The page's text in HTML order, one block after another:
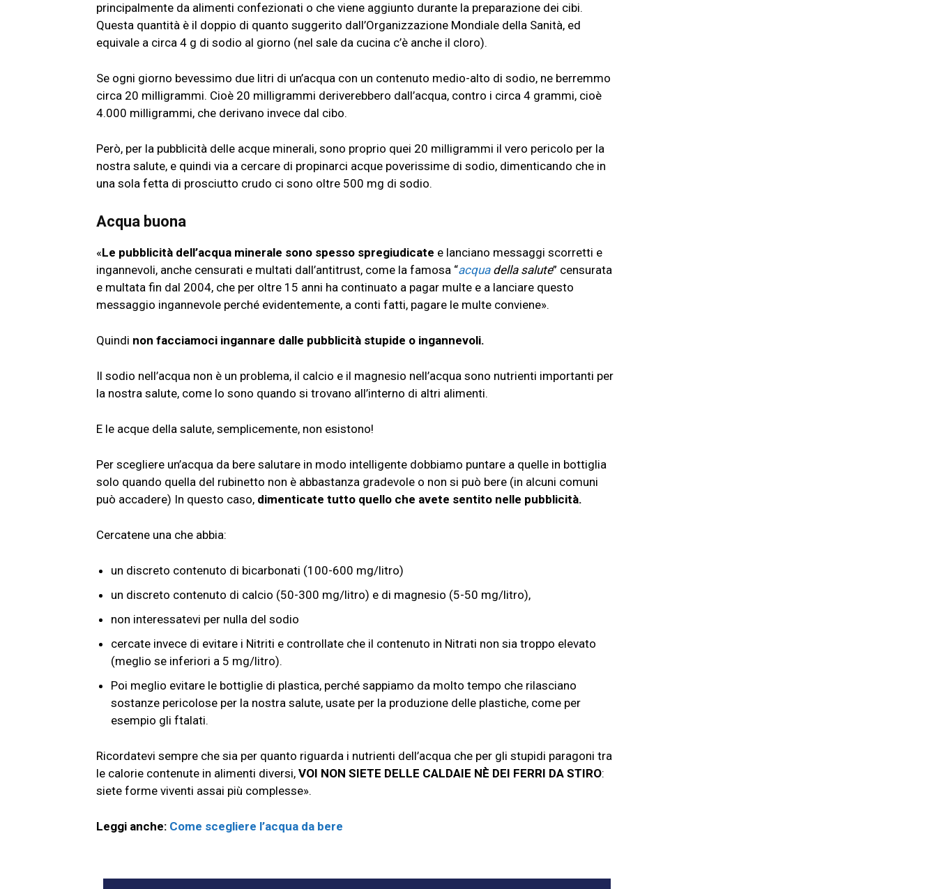
principalmente da alimenti confezionati o che viene aggiunto durante la preparazione dei cibi.
Questa quantità è il doppio di quanto suggerito dall’Organizzazione Mondiale della Sanità, ed
equivale a circa 4 g di sodio al giorno (nel sale da cucina c’è anche il cloro).
Se ogni giorno bevessimo due litri di un’acqua con un contenuto medio-alto di sodio, ne berremmo
circa 20 milligrammi. Cioè 20 milligrammi deriverebbero dall’acqua, contro i circa 4 grammi, cioè
4.000 milligrammi, che derivano invece dal cibo.
Però, per la pubblicità delle acque minerali, sono proprio quei 20 milligrammi il vero pericolo per la
nostra salute, e quindi via a cercare di propinarci acque poverissime di sodio, dimenticando che in
una sola fetta di prosciutto crudo ci sono oltre 500 mg di sodio.
Acqua buona
«Le pubblicità dell’acqua minerale sono spesso spregiudicate e lanciano messaggi scorretti e
ingannevoli, anche censurati e multati dall’antitrust, come la famosa “acquadella salute” censurata
e multata fin dal 2004, che per oltre 15 anni ha continuato a pagar multe e a lanciare questo
messaggio ingannevole perché evidentemente, a conti fatti, pagare le multe conviene».
Quindi non facciamoci ingannare dalle pubblicità stupide o ingannevoli.
Il sodio nell’acqua non è un problema, il calcio e il magnesio nell’acqua sono nutrienti importanti per
la nostra salute, come lo sono quando si trovano all’interno di altri alimenti.
E le acque della salute, semplicemente, non esistono!
Per scegliere un’acqua da bere salutare in modo intelligente dobbiamo puntare a quelle in bottiglia
solo quando quella del rubinetto non è abbastanza gradevole o non si può bere (in alcuni comuni
può accadere) In questo caso, dimenticate tutto quello che avete sentito nelle pubblicità.
Cercatene una che abbia:
un discreto contenuto di bicarbonati (100-600 mg/litro)
un discreto contenuto di calcio (50-300 mg/litro) e di magnesio (5-50 mg/litro),
non interessatevi per nulla del sodio
cercate invece di evitare i Nitriti e controllate che il contenuto in Nitrati non sia troppo elevato
(meglio se inferiori a 5 mg/litro).
Poi meglio evitare le bottiglie di plastica, perché sappiamo da molto tempo che rilasciano
sostanze pericolose per la nostra salute, usate per la produzione delle plastiche, come per
esempio gli ftalati.
Ricordatevi sempre che sia per quanto riguarda i nutrienti dell’acqua che per gli stupidi paragoni tra
le calorie contenute in alimenti diversi, VOI NON SIETE DELLE CALDAIE NÈ DEI FERRI DA STIRO:
siete forme viventi assai più complesse».
Leggi anche: Come scegliere l’acqua da bere